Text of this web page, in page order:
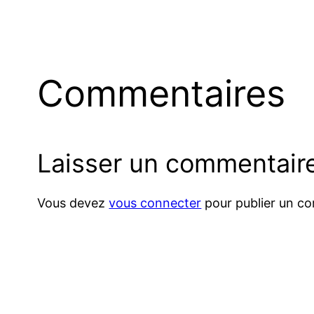
Commentaires
Laisser un
Vous devezvous connecter pour publier un